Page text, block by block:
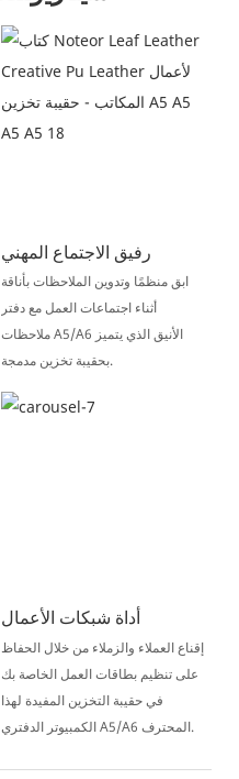
رفيق الاجتماع المهني
ابق منظمًا وتدوين الملاحظات بأناقة
أثناء اجتماعات العمل مع دفتر
ملاحظات A5/A6 الأنيق الذي يتميز
بحقيبة تخزين مدمجة.
أداة شبكات الأعمال
إقناع العملاء والزملاء من خلال الحفاظ
على تنظيم بطاقات العمل الخاصة بك
في حقيبة التخزين المفيدة لهذا
الكمبيوتر الدفتري A5/A6 المحترف.